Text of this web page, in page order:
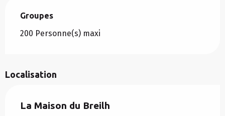
Groupes
Groupes
200 Personne(s) maxi
Localisation
La Maison du Breilh